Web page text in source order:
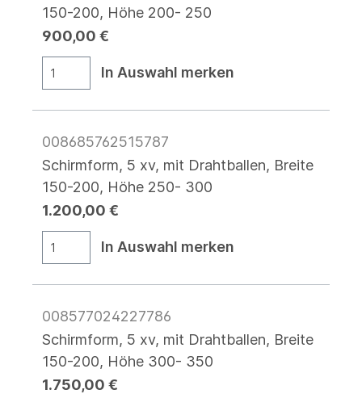
150-200, Höhe 200- 250
900,00 €
In Auswahl merken
008685762515787
Schirmform, 5 xv, mit Drahtballen, Breite
150-200, Höhe 250- 300
1.200,00 €
In Auswahl merken
008577024227786
Schirmform, 5 xv, mit Drahtballen, Breite
150-200, Höhe 300- 350
1.750,00 €